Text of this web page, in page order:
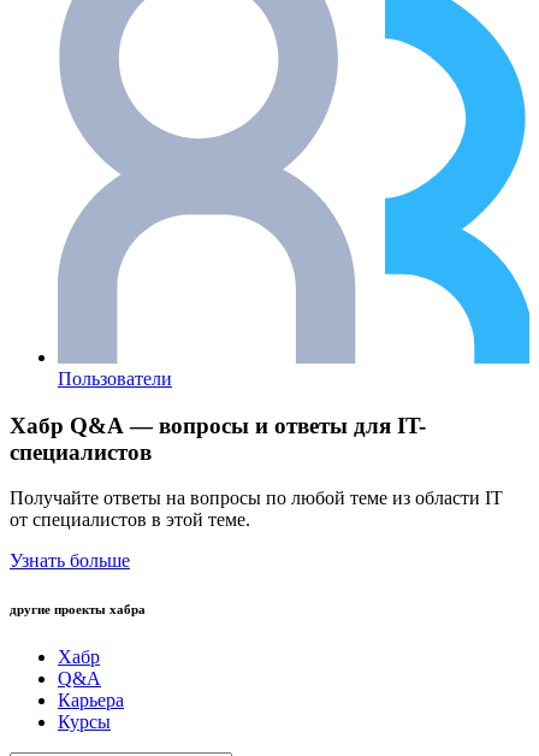
Пользователи
Хабр Q&A — вопросы и ответы для IT-
специалистов
Получайте ответы на вопросы по любой теме из области IT
от специалистов в этой теме.
Узнать больше
другие проекты хабра
Хабр
Q&A
Карьера
Курсы